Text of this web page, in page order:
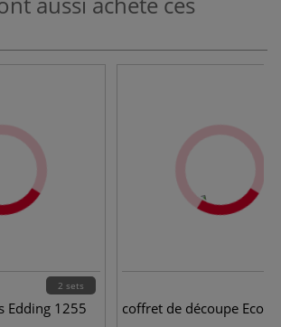
2 sets
Edding 1255 coffret de découpe